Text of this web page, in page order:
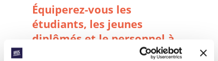
Équiperez-vous les
étudiants, les jeunes
diplômés et le personnel à
suivre Jésus en toutes